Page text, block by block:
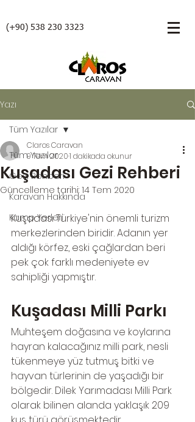
(+90) 538 230 3323
Yazı
Tüm Yazılar
Gezi Rehberi
Karavan Hakkında
Kamp Yerleri
Tüm Yazılar
Kuşadası Gezi Rehberi
Claros Caravan
9 Tem 20201 dakikada okunur
Güncelleme tarihi: 14 Tem 2020
Kuşadası Türkiye'nin önemli turizm
merkezlerinden biridir. Adanın yer
aldığı körfez, eski çağlardan beri
pek çok farklı medeniyete ev
sahipliği yapmıştır.
Kuşadası Milli Parkı
Muhteşem doğasına ve koylarına
hayran kalacağınız milli park, nesli
tükenmeye yüz tutmuş bitki ve
hayvan türlerinin de yaşadığı bir
bölgedir. Dilek Yarımadası Milli Park
olarak bilinen alanda yaklaşık 209